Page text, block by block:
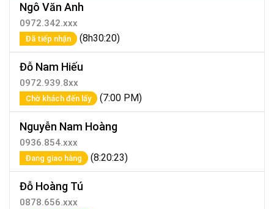
Ngô Văn Anh
0972.342.xxx
Đã tiếp nhận (8h30:20)
Đỗ Nam Hiếu
0972.939.8xx
Chờ khách đến lấy (7:00 PM)
Nguyễn Nam Hoàng
0936.854.xxx
Đang giao hàng (8:20:23)
Đỗ Hoàng Tú
0878.656.xxx